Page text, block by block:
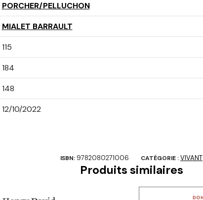
PORCHER/PELLUCHON
MIALET BARRAULT
115
184
148
12/10/2022
ISBN: 9782080271006 CATÉGORIE :VIVANT
Produits similaires